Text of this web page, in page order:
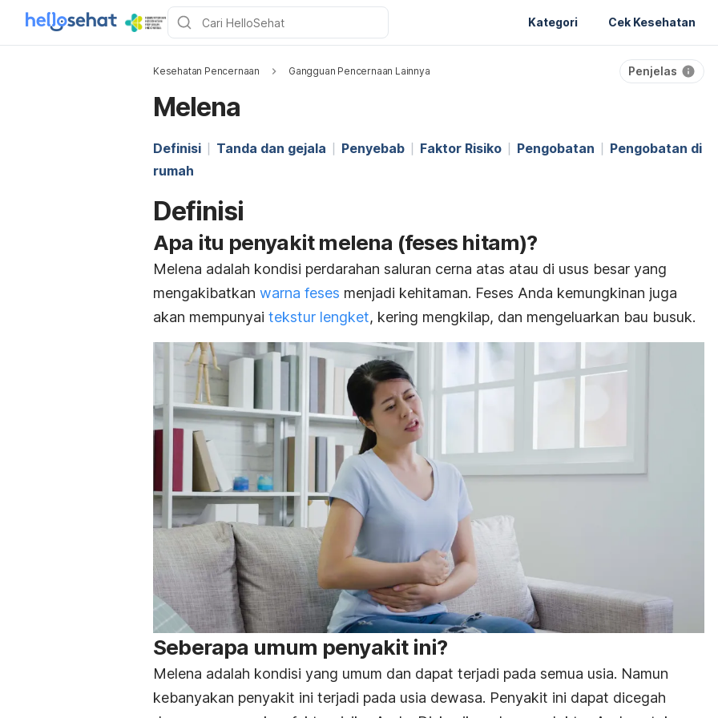
Kategori Cek Kesehatan
Kesehatan Pencernaan Gangguan Pencernaan Lainnya Penjelas
Melena
Definisi Tanda dan gejala Penyebab Faktor Risiko Pengobatan
Pengobatan di
rumah
Definisi
Apa itu penyakit melena (feses hitam)?
Melena adalah kondisi perdarahan saluran cerna atas atau di usus besar yang
mengakibatkan warna feses menjadi kehitaman. Feses Anda kemungkinan juga
akan mempunyai tekstur lengket, kering mengkilap, dan mengeluarkan bau busuk.
Seberapa umum penyakit ini?
Melena adalah kondisi yang umum dan dapat terjadi pada semua usia. Namun
kebanyakan penyakit ini terjadi pada usia dewasa. Penyakit ini dapat dicegah